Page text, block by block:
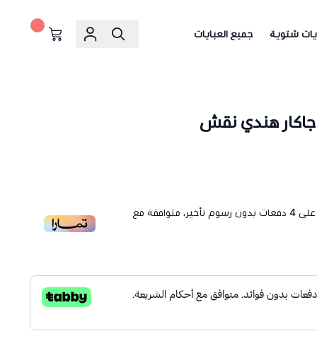
شتوية جميع العبايات
٠
هندي نقش
4 دفعات بدون رسوم تأخير، متوافقة مع